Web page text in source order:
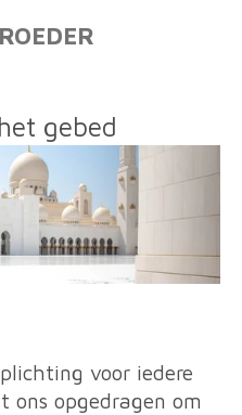
gebed
voor iedere
ons opgedragen om